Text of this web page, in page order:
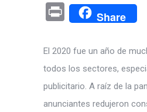
Pr
in
t
Share
El 2020 fue un año de
todos los sectores,
publicitario. A raíz de la
anunciantes redujeron